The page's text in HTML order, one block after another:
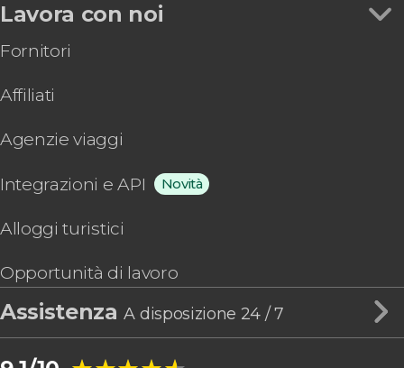
Lavora con noi
Fornitori
Affiliati
Agenzie viaggi
Integrazioni e API Novità
Alloggi turistici
Opportunità di lavoro
AssistenzaA disposizione 24 / 7